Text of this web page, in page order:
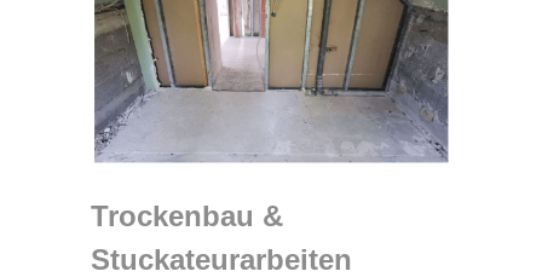
Trockenbau &
Stuckateurarbeiten